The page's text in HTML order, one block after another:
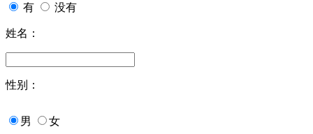
有 没有
姓名：
性别：
男 女